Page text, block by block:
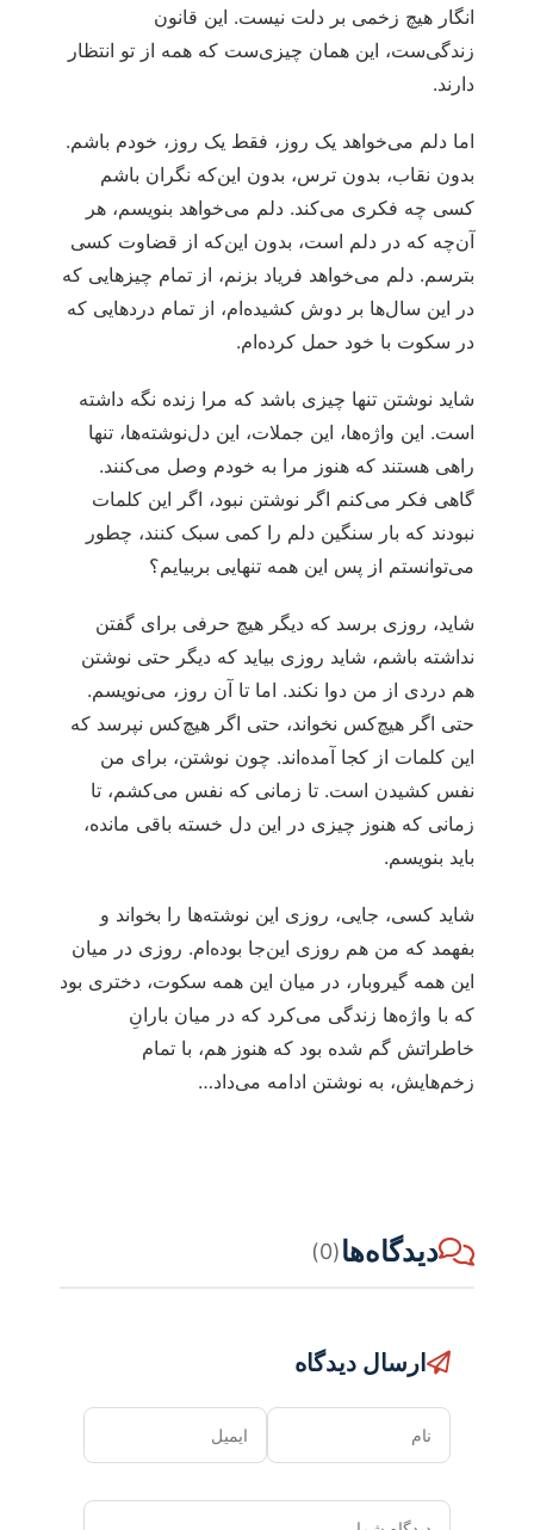
انگار هیچ زخمی بر دلت نیست. این قانون
زندگی‌ست، این همان چیزی‌ست که همه از تو انتظار
دارند.
اما دلم می‌خواهد یک روز، فقط یک روز، خودم باشم.
بدون نقاب، بدون ترس، بدون این‌که نگران باشم
کسی چه فکری می‌کند. دلم می‌خواهد بنویسم، هر
آن‌چه که در دلم است، بدون این‌که از قضاوت کسی
بترسم. دلم می‌خواهد فریاد بزنم، از تمام چیزهایی که
در این سال‌ها بر دوش کشیده‌ام، از تمام دردهایی که
در سکوت با خود حمل کرده‌ام.
شاید نوشتن تنها چیزی باشد که مرا زنده نگه داشته
است. این واژه‌ها، این جملات، این دل‌نوشته‌ها، تنها
راهی هستند که هنوز مرا به خودم وصل می‌کنند.
گاهی فکر می‌کنم اگر نوشتن نبود، اگر این کلمات
نبودند که بار سنگین دلم را کمی سبک کنند، چطور
می‌توانستم از پس این همه تنهایی بربیایم؟
شاید، روزی برسد که دیگر هیچ حرفی برای گفتن
نداشته باشم، شاید روزی بیاید که دیگر حتی نوشتن
هم دردی از من دوا نکند. اما تا آن روز، می‌نویسم.
حتی اگر هیچ‌کس نخواند، حتی اگر هیچ‌کس نپرسد که
این کلمات از کجا آمده‌اند. چون نوشتن، برای من
نفس کشیدن است. تا زمانی که نفس می‌کشم، تا
زمانی که هنوز چیزی در این دل خسته باقی مانده،
باید بنویسم.
شاید کسی، جایی، روزی این نوشته‌ها را بخواند و
بفهمد که من هم روزی این‌جا بوده‌ام. روزی در میان
این همه گیروبار، در میان این همه سکوت، دختری بود
که با واژه‌ها زندگی می‌کرد که در میان بارانِ
خاطراتش گم شده بود که هنوز هم، با تمام
زخم‌هایش، به نوشتن ادامه می‌داد…
دیدگاه‌ها(0)
ارسال دیدگاه
نام ایمیل
دیدگاه